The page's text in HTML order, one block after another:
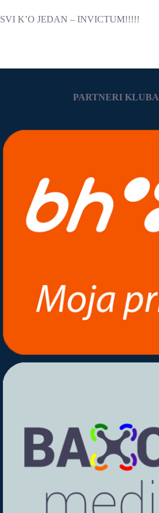
SVI K’O JEDAN – INVICTUM!!!!!
PARTNERI KLUBA